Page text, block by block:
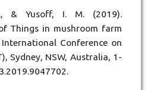
& Yusoff, I. M. (2019).
Things in mushroom farm
Conference on
Sydney, NSW, Australia, 1-